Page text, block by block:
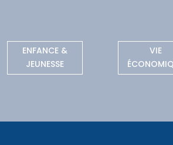
ENFANCE &
JEUNESSE
VIE